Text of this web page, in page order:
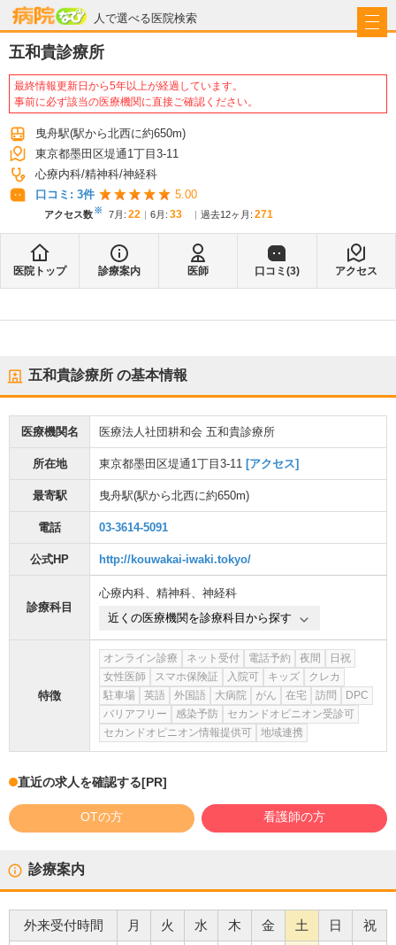
人で選べる医院検索
病院なび
五和貴診療所
最終情報更新日から5年以上が経過しています。
事前に必ず該当の医療機関に直接ご確認ください。
曳舟駅(駅から北西に約650m)
東京都墨田区堤通1丁目3-11
心療内科 精神科 神経科
口コミ: 3件 5.00
アクセス数※ 7月 : 22 6月 : 33 過去12ヶ月: 271
医院トップ 診療案内 医師 口コミ(3) アクセス
五和貴診療所 の基本情報
医療機関名 医療法人社団耕和会 五和貴診療所
所在地 東京都墨田区堤通1丁目3-11 [アクセス]
最寄駅 曳舟駅(駅から北西に約650m)
電話 03-3614-5091
公式HP http://kouwakai-iwaki.tokyo/
診療科目
心療内科、 精神科、 神経科
近くの医療機関を診療科目から探す
特徴
オンライン診療 ネット受付 電話予約 夜間
日祝
女性医師
スマホ保険証 入院可 キッズ
クレカ
駐車場
英語 外国語 大病院 がん 在宅 訪問
DPC
バリアフリー
感染予防
セカンドオピニオン受診可
セカンドオピニオン情報提供可
地域連携
直近の求人を確認する[PR]
OTの方 看護師の方
診療案内
外来受付時間 月 火 水 木 金 土 日 祝